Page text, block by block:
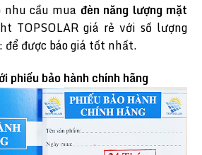
nhu cầu mua đèn năng lượng mặt
TOPSOLAR giá rẻ với số lượng
được báo giá tốt nhất.
phiếu bảo hành chính hãng